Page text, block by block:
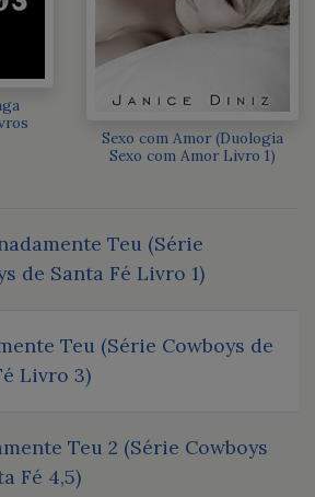
Sexo com Amor (Duologia
Sexo com Amor Livro 1)
Teu (Série
de Santa Fé Livro 1)
Teu (Série Cowboys de
Livro 3)
Teu 2 (Série Cowboys
Fé 4,5)